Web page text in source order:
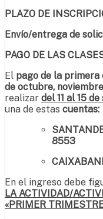
PLAZO DE
Envío/entrega de
PAGO DE LAS
El pago de la primera
de octubre,
realizar del 11 al 15
una de estas cuentas:
8553
En el ingreso debe
LA ACTIVIDAD/
«PRIMER